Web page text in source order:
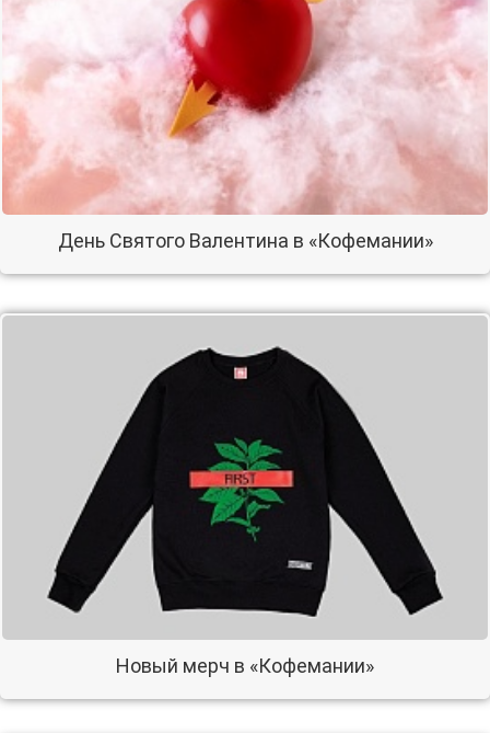
День Святого Валентина в «Кофемании»
Новый мерч в «Кофемании»